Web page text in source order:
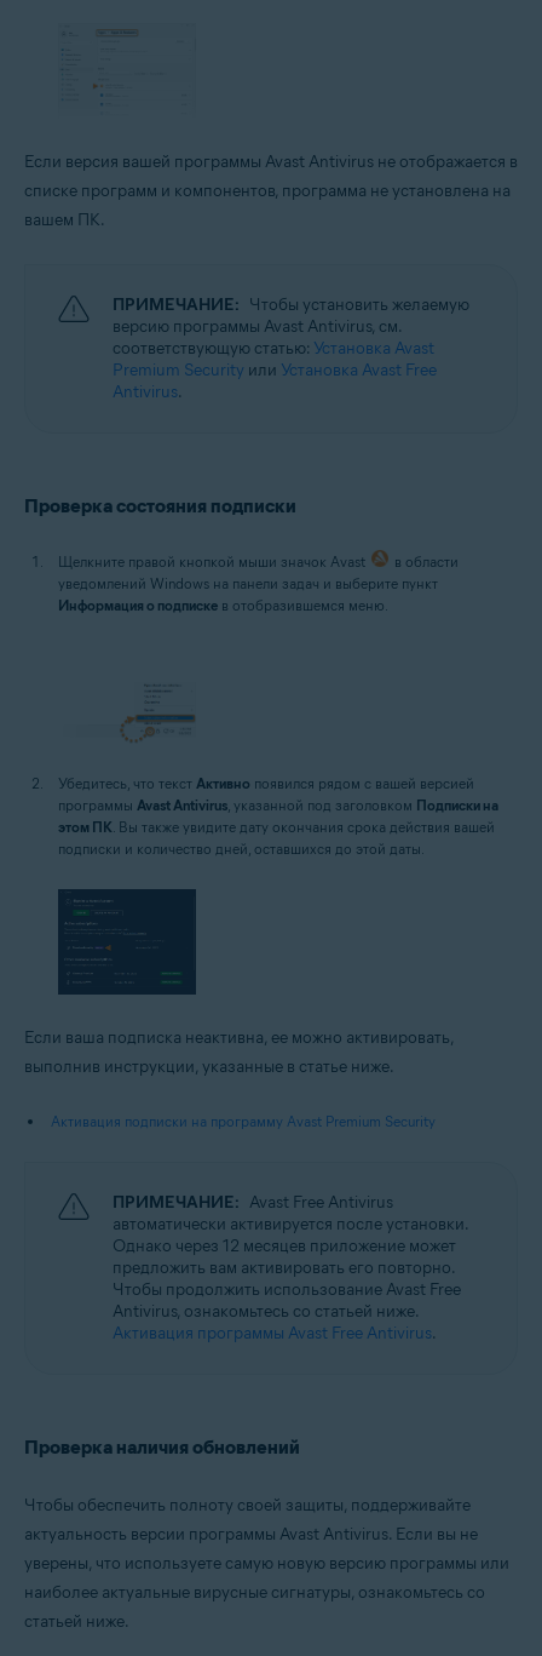
Если версия вашей программы Avast Antivirus не отображается в
списке программ и компонентов, программа не установлена на
вашем ПК.
ПРИМЕЧАНИЕ: Чтобы установить желаемую
версию программы Avast Antivirus, см.
соответствующую статью: Установка Avast
Premium Security или Установка Avast Free
Antivirus.
Проверка состояния подписки
Щелкните правой кнопкой мыши значок Avast
в области
уведомлений Windows на панели задач и выберите пункт
Информация о подписке в отобразившемся меню.
Убедитесь, что текст Активно появился рядом с вашей версией
программы Avast Antivirus , указанной под заголовком Подписки на
этом ПК . Вы также увидите дату окончания срока действия вашей
подписки и количество дней, оставшихся до этой даты.
Если ваша подписка неактивна, ее можно активировать,
выполнив инструкции, указанные в статье ниже.
Активация подписки на программу Avast Premium Security
ПРИМЕЧАНИЕ: Avast Free Antivirus
автоматически активируется после установки.
Однако через 12 месяцев приложение может
предложить вам активировать его повторно.
Чтобы продолжить использование Avast Free
Antivirus, ознакомьтесь со статьей ниже.
Активация программы Avast Free Antivirus.
Проверка наличия обновлений
Чтобы обеспечить полноту своей защиты, поддерживайте
актуальность версии программы Avast Antivirus. Если вы не
уверены, что используете самую новую версию программы или
наиболее актуальные вирусные сигнатуры, ознакомьтесь со
статьей ниже.